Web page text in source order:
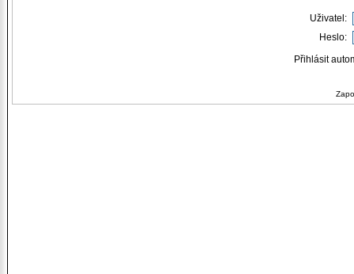
Uživatel:
Heslo:
Přihlásit